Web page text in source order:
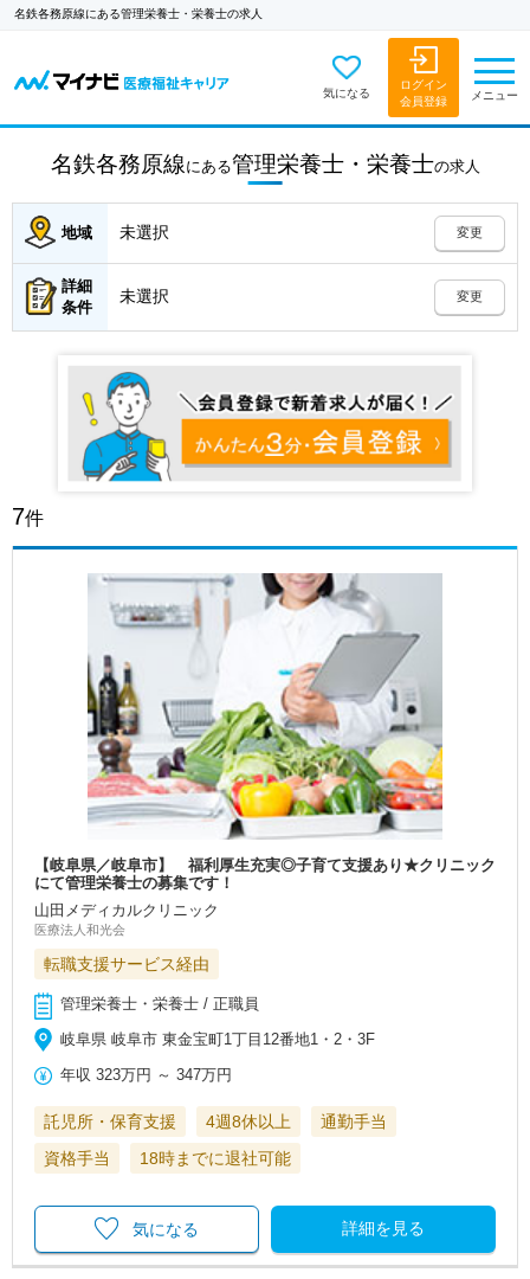
名鉄各務原線にある管理栄養士・栄養士の求人
気になる
ログイン
会員登録
メニュー
名鉄各務原線 にある管理栄養士・栄養士の求人
地域 未選択 変更
詳細
条件
未選択 変更
7件
【岐阜県／岐阜市】 福利厚生充実◎子育て支援あり★クリニック
にて管理栄養士の募集です！
山田メディカルクリニック
医療法人和光会
転職支援サービス経由
管理栄養士・栄養士 / 正職員
岐阜県 岐阜市 東金宝町1丁目12番地1・2・3F
年収 323万円 ～347万円
託児所・保育支援 4週8休以上
通勤手当
資格手当
18時までに退社可能
詳細を見る
気になる